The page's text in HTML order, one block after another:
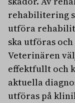
rehabilitering
utföra
ska utföras
Veterinären
effektfullt och
aktuella
utföras på